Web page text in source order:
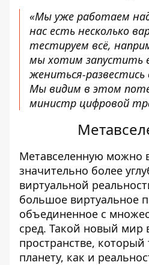
«Мы уже работаем над
нас есть несколько
тестируем всё,
мы хотим запустить
жениться-
Мы видим в этом
министр цифровой
Метавселенную можно
значительно более
виртуальной
большое виртуальное
объединенное с
сред. Такой новый мир
пространстве,
планету, как и